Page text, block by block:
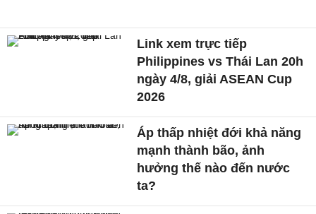
Link xem trực tiếp
Philippines vs Thái Lan 20h
ngày 4/8, giải ASEAN Cup
2026
Áp thấp nhiệt đới khả năng
mạnh thành bão, ảnh
hưởng thế nào đến nước
ta?